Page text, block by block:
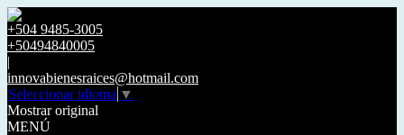
+504 9485-3005
+50494840005
|
innovabienesraices@hotmail.com
Seleccionar idioma ▼
Mostrar original
MENÚ